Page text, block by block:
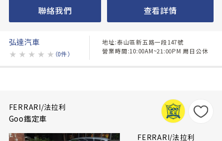
聯絡我們 查看詳情
弘達汽車
★ ★ ★ ★ ★ （0件）
地址:泰山區新五路一段147號
營業時間:10:00AM~21:00PM 周日公休
FERRARI/法拉利
Goo鑑定車
FERRARI/法拉利